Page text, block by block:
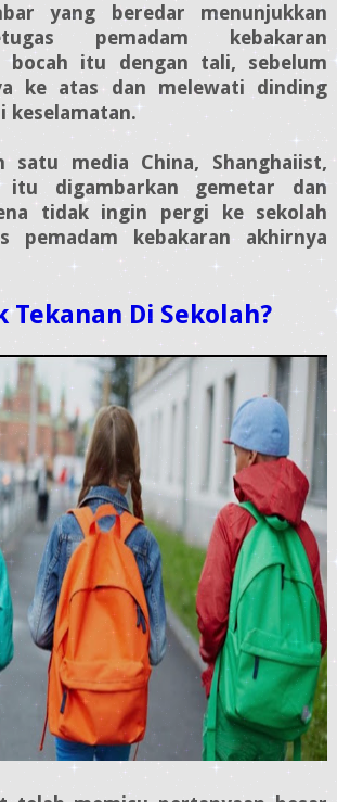
yang beredar menunjukkan
pemadam kebakaran
bocah itu dengan tali, sebelum
ke atas dan melewati dinding
keselamatan.
satu media China, Shanghaiist,
itu digambarkan gemetar dan
tidak ingin pergi ke sekolah
pemadam kebakaran akhirnya
Tekanan Di Sekolah?